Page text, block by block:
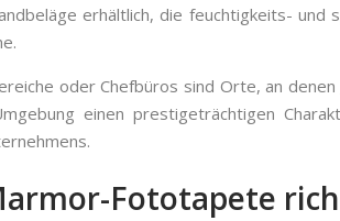
erhältlich, die feuchtigkeits- und
oder Chefbüros sind Orte, an denen
einen prestigeträchtigen
Fototapete